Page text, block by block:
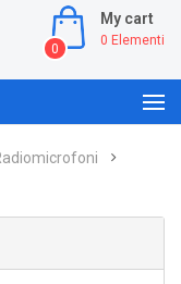
My cart
0 Elementi
0